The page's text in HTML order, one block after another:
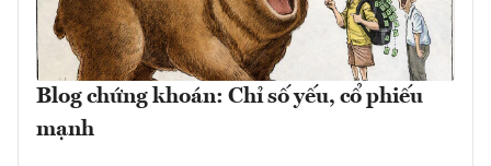
Blog chứng khoán: Chỉ số yếu, cổ phiếu
mạnh